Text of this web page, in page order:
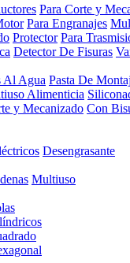
Para Corte y
Para Engranajes
Protector Para
Detector De Fisuras
Al Agua Pasta De
Alimenticia
y Mecanizado Con
Desengrasante
Multiuso